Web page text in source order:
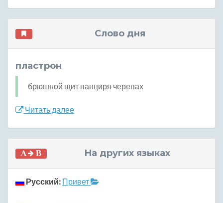
Слово дня
пластрон
брюшной щит панциря черепах
Читать далее
На других языках
Русский: Привет